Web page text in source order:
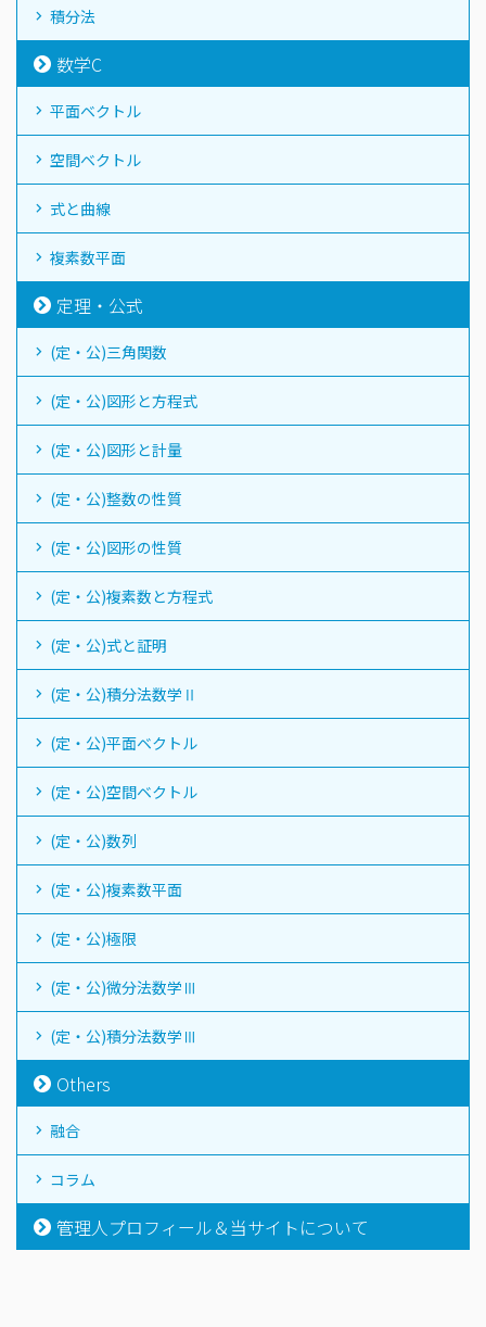
積分法
数学C
平面ベクトル
空間ベクトル
式と曲線
複素数平面
定理・公式
(定・公)三角関数
(定・公)図形と方程式
(定・公)図形と計量
(定・公)整数の性質
(定・公)図形の性質
(定・公)複素数と方程式
(定・公)式と証明
(定・公)積分法数学Ⅱ
(定・公)平面ベクトル
(定・公)空間ベクトル
(定・公)数列
(定・公)複素数平面
(定・公)極限
(定・公)微分法数学Ⅲ
(定・公)積分法数学Ⅲ
Others
融合
コラム
管理人プロフィール＆当サイトについて